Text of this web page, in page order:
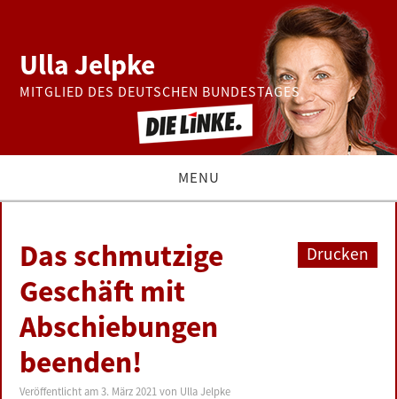
Ulla Jelpke
MITGLIED DES DEUTSCHEN BUNDESTAGES
MENU
BUNDESTAG
PRESSE
ZUR PERSON
Drucken
Das schmutzige
Geschäft mit
Abschiebungen
beenden!
Veröffentlicht am3. März 2021 von Ulla Jelpke